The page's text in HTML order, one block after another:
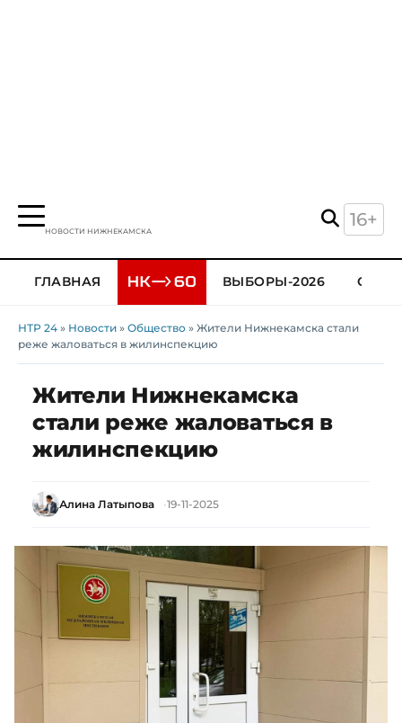
НОВОСТИ НИЖНЕКАМСКА
16+
ГЛАВНАЯ ВЫБОРЫ-2026
НТР 24 » Новости » Общество » Жители Нижнекамска стали
реже жаловаться в жилинспекцию
Жители Нижнекамска
стали реже жаловаться в
жилинспекцию
Алина Латыпова 19-11-2025